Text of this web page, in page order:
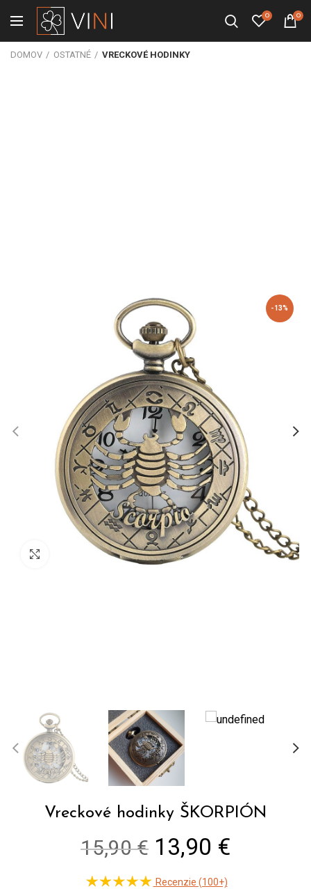
0 0
DOMOV OSTATNÉ VRECKOVÉ HODINKY
-13%
Recenzie (100+)
Vreckové hodinky ŠKORPIÓN
15,90 € Original
price
13,90 €